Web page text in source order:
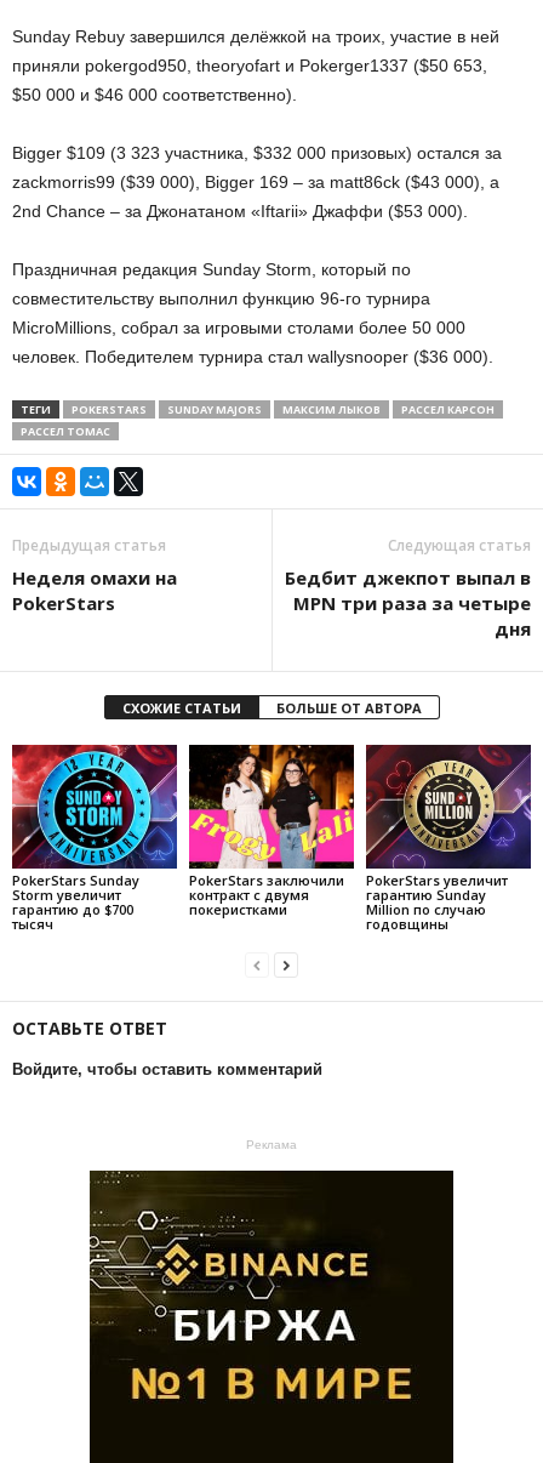
Sunday Rebuy завершился делёжкой на троих, участие в ней
приняли pokergod950, theoryofart и Pokerger1337 ($50 653,
$50 000 и $46 000 соответственно).
Bigger $109 (3 323 участника, $332 000 призовых) остался за
zackmorris99 ($39 000), Bigger 169 – за matt86ck ($43 000), а
2nd Chance – за Джонатаном «Iftarii» Джаффи ($53 000).
Праздничная редакция Sunday Storm, который по
совместительству выполнил функцию 96-го турнира
MicroMillions, собрал за игровыми столами более 50 000
человек. Победителем турнира стал wallysnooper ($36 000).
ТЕГИ POKERSTARS SUNDAY MAJORS МАКСИМ ЛЫКОВ
РАССЕЛ КАРСОН
РАССЕЛ ТОМАС
Предыдущая статья
Неделя омахи на
PokerStars
Следующая статья
Бедбит джекпот выпал в
MPN три раза за четыре
дня
СХОЖИЕ СТАТЬИ БОЛЬШЕ ОТ АВТОРА
PokerStars Sunday
Storm увеличит
гарантию до $700
тысяч
PokerStars заключили
контракт с двумя
покеристками
PokerStars увеличит
гарантию Sunday
Million по случаю
годовщины
ОСТАВЬТЕ ОТВЕТ
Войдите, чтобы оставить комментарий
Реклама